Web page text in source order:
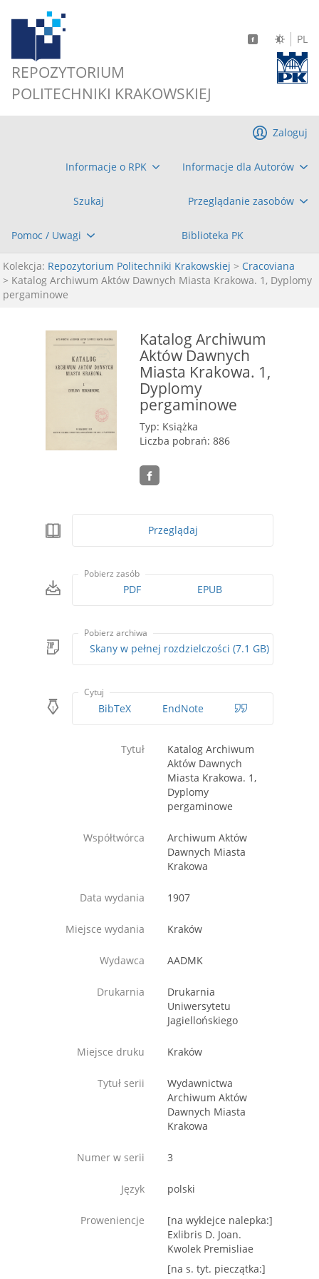
REPOZYTORIUM
POLITECHNIKI KRAKOWSKIEJ
PL
Informacje o RPK Informacje dla Autorów
Szukaj Przeglądanie zasobów
Pomoc / Uwagi Biblioteka PK
Zaloguj
Kolekcja: Repozytorium Politechniki Krakowskiej > Cracoviana
> Katalog Archiwum Aktów Dawnych Miasta Krakowa. 1, Dyplomy
pergaminowe
Katalog Archiwum
Aktów Dawnych
Miasta Krakowa. 1,
Dyplomy
pergaminowe
Typ: Książka
Liczba pobrań: 886
Przeglądaj
Pobierz zasób
PDF EPUB
Pobierz archiwa
Skany w pełnej rozdzielczości (7.1 GB)
Cytuj
BibTeX EndNote
Tytuł
Katalog Archiwum
Aktów Dawnych
Miasta Krakowa. 1,
Dyplomy
pergaminowe
Współtwórca
Archiwum Aktów
Dawnych Miasta
Krakowa
Data wydania 1907
Miejsce wydania Kraków
Wydawca AADMK
Drukarnia
Drukarnia
Uniwersytetu
Jagiellońskiego
Miejsce druku Kraków
Tytuł serii
Wydawnictwa
Archiwum Aktów
Dawnych Miasta
Krakowa
Numer w serii 3
Język polski
Proweniencje
[na wyklejce nalepka:]
Exlibris D. Joan.
Kwolek Premisliae
[na s. tyt. pieczątka:]